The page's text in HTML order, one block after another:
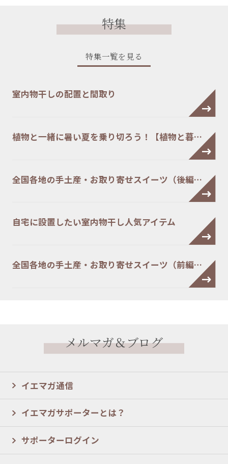
特集
特集一覧を見る
室内物干しの配置と間取り
植物と一緒に暑い夏を乗り切ろう！【植物と暮…
全国各地の手土産・お取り寄せスイーツ（後編…
自宅に設置したい室内物干し人気アイテム
全国各地の手土産・お取り寄せスイーツ（前編…
メルマガ＆ブログ
イエマガ通信
イエマガサポーターとは？
サポーターログイン